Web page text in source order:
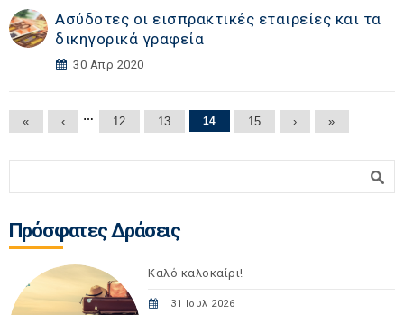
Ασύδοτες οι εισπρακτικές εταιρείες και τα
δικηγορικά γραφεία
30 Απρ 2020
Σελίδες
« ‹ … 12 13 14 15 › »
Πρόσφατες Δράσεις
Καλό καλοκαίρι!
31 Ιουλ 2026